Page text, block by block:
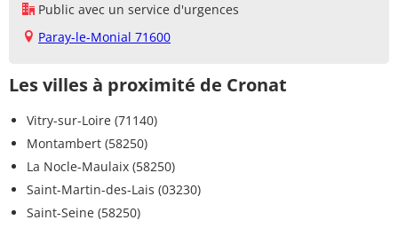
Public avec un service d'urgences
Paray-le-Monial 71600
Les villes à proximité de Cronat
Vitry-sur-Loire (71140)
Montambert (58250)
La Nocle-Maulaix (58250)
Saint-Martin-des-Lais (03230)
Saint-Seine (58250)